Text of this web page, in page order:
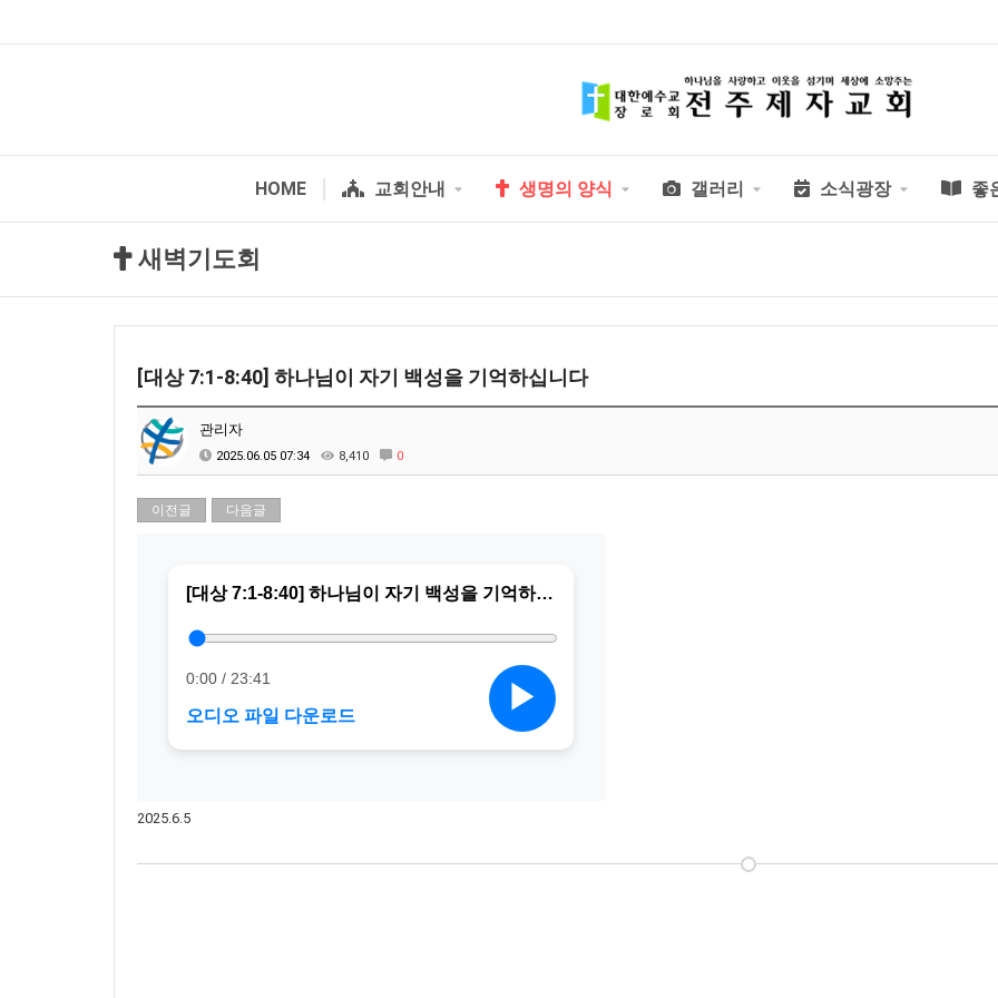
HOME 교회안내 생명의 양식 갤러리 소식광장 좋
새벽기도회
[대상 7:1-8:40] 하나님이 자기 백성을 기억하십니다
관리자
2025.06.05 07:34 8,410 0
이전글 다음글
2025.6.5